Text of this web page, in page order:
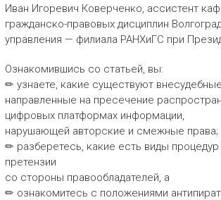
Иван Игоревич Коверченко, ассистент
гражданско-правовых дисциплин
управления — филиала РАНХиГС при
Ознакомившись со статьей, вы:
✏ узнаете, какие существуют
направленные на пресечение
цифровых платформах информации,
нарушающей авторские и смежные права;
✏ разберетесь, какие есть виды процедур
претензии
со стороны правообладателей, а
✏ ознакомитесь с положениями